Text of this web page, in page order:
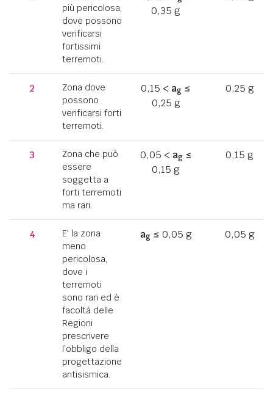
più pericolosa,
dove possono
verificarsi
fortissimi
terremoti.
0,35 g
2
Zona dove
possono
verificarsi forti
terremoti.
0,15 < ag ≤
0,25 g
0,25 g
3
Zona che può
essere
soggetta a
forti terremoti
ma rari.
0,05 < ag≤
0,15 g
0,15 g
4
E' la zona
meno
pericolosa,
dove i
terremoti
sono rari ed è
facoltà delle
Regioni
prescrivere
l’obbligo della
progettazione
antisismica.
ag≤ 0,05 g 0,05 g